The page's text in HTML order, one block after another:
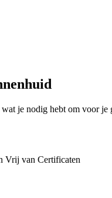
je nodig hebt om voor
Vrij van Certificaten